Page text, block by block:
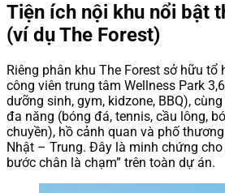
Tiện ích nội khu nổi bật
(ví dụ The Forest)
Riêng phân khu The Forest sở hữu tổ
công viên trung tâm Wellness Park
dưỡng sinh, gym, kidzone, BBQ),
đa năng (bóng đá, tennis, cầu lông,
chuyền), hồ cảnh quan và phố
Nhật – Trung. Đây là minh chứng
bước chân là chạm” trên toàn dự án.